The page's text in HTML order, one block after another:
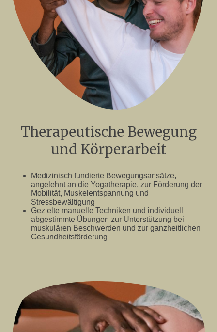
Therapeutische Bewegung
und Körperarbeit
Medizinisch fundierte Bewegungsansätze,
angelehnt an die Yogatherapie, zur Förderung der
Mobilität, Muskelentspannung und
Stressbewältigung
Gezielte manuelle Techniken und individuell
abgestimmte Übungen zur Unterstützung bei
muskulären Beschwerden und zur ganzheitlichen
Gesundheitsförderung